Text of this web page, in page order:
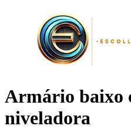
Armário baixo
niveladora